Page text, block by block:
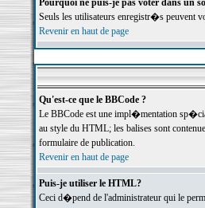
Pourquoi ne puis-je pas voter dans un
Seuls les utilisateurs enregistr�s peuvent
Revenir en haut de page
Qu'est-ce que le BBCode ?
Le BBCode est une impl�mentation
au style du HTML; les balises sont
formulaire de publication.
Revenir en haut de page
Puis-je utiliser le HTML?
Ceci d�pend de l'administrateur qui le